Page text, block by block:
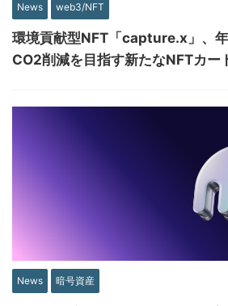
News web3/NFT
環境貢献型NFT「capture.x」、
CO2削減を目指す新たなNFTカー
News 暗号資産